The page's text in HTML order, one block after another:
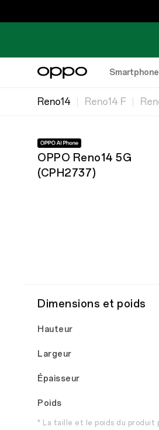
Reno14 Reno14 F
OPPO Reno14 5G
(CPH2737)
Dimensions et poids
Hauteur
Largeur
Épaisseur
Poids
* La taille et le poids du produit